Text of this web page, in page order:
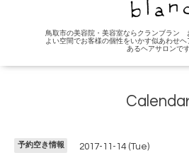
鳥取市の美容院・美容室ならクランブラン
よい空間でお客様の個性をいかす似あわせ
あるヘアサロンで
予約空き情報 2017-11-14 (Tue)